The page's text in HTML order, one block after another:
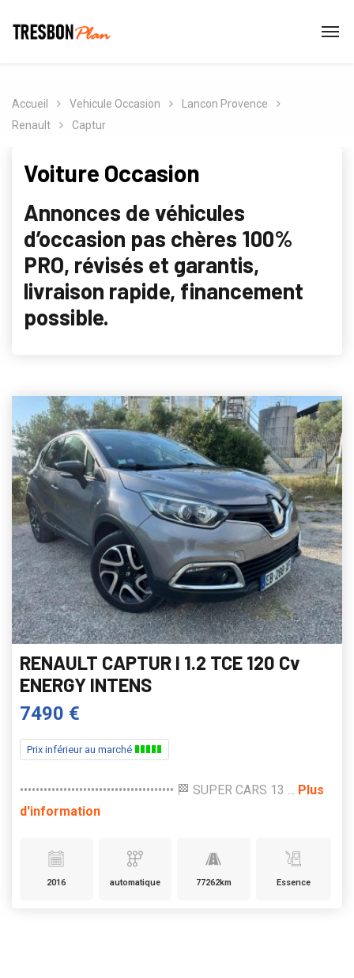
Accueil Vehicule Occasion
Lancon Provence
Renault
Captur
Voiture Occasion
Annonces de véhicules
d’occasion pas chères 100%
PRO, révisés et garantis,
livraison rapide, financement
possible.
RENAULT CAPTUR I 1.2 TCE 120 Cv
ENERGY INTENS
7490 €
Prix inférieur au marché
••••••••••••••••••••••••••••••••••••••• 🏁 SUPER CARS 13 ... Plus
d'information
2016 automatique 77262km Essence